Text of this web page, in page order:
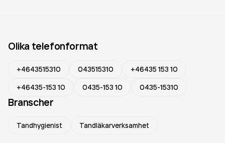
Olika telefonformat
+4643515310 043515310
+46435 153 10
+46435-153 10
0435-153 10 0435-15310
Branscher
Tandhygienist Tandläkarverksamhet